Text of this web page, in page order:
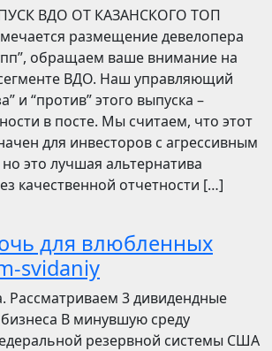
ВДО ОТ КАЗАНСКОГО ТОП
размещение девелопера
обращаем ваше внимание на
ВДО. Наш управляющий
и “против” этого выпуска –
в посте. Мы считаем, что этот
для инвесторов с агрессивным
это лучшая альтернатива
качественной отчетности […]
для влюбленных
svidaniy
Рассматриваем 3 дивидендные
В минувшую среду
резервной системы США